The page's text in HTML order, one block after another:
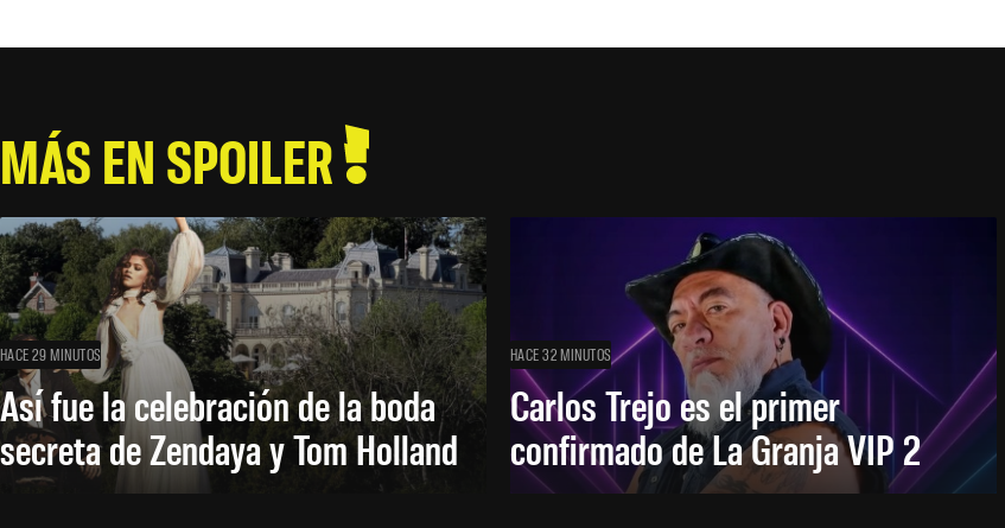
MÁS EN SPOILER
HACE 29 MINUTOS
Así fue la celebración de la boda
secreta de Zendaya y Tom Holland
HACE 32 MINUTOS
Carlos Trejo es el primer
confirmado de La Granja VIP 2